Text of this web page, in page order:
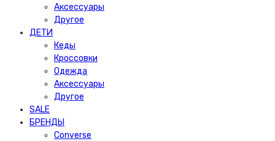
Аксессуары
Другое
ДЕТИ
Кеды
Кроссовки
Одежда
Аксессуары
Другое
SALE
БРЕНДЫ
Converse